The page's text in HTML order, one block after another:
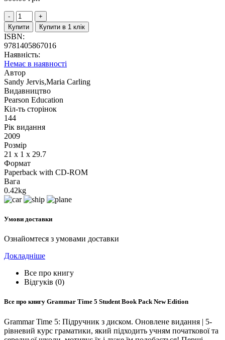
Купити Купити в 1 клік
ISBN:
9781405867016
Наявність:
Немає в наявності
Автор
Sandy Jervis,Maria Carling
Видавництво
Pearson Education
Кіл-ть сторінок
144
Рік видання
2009
Розмір
21 x 1 x 29.7
Формат
Paperback with CD-ROM
Вага
0.42kg
Умови доставки
Ознайомтеся з умовами доставки
Докладніше
Все про книгу
Відгуків (0)
Все про книгу Grammar Time 5 Student Book Pack New Edition
Grammar Time 5: Підручник з диском. Оновлене видання | 5-
рівневий курс граматики, який підходить учням початкової та